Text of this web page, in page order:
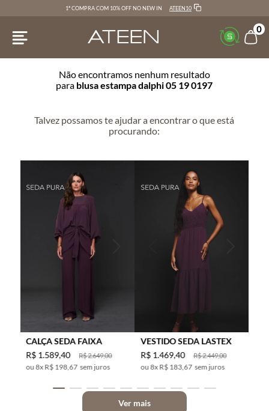
1ª COMPRA COM 10% OFF NO NEW IN ATEEN10
0
Não encontramos nenhum resultado
para blusa estampa dalphi 05 19 0197
Talvez possamos te ajudar a encontrar o que está
procurando:
CALÇA SEDA FAIXA
R$2.649,00
R$ 1.589,40
8x R$ 198,67 sem juros
VESTIDO SEDA LASTEX
R$2.449,00
R$ 1.469,40
8x R$ 183,67 sem juros
Ver mais